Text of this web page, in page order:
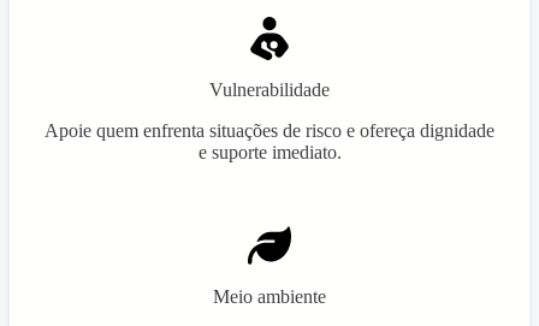
Vulnerabilidade
Apoie quem enfrenta situações de risco e ofereça dignidade
e suporte imediato.
Meio ambiente